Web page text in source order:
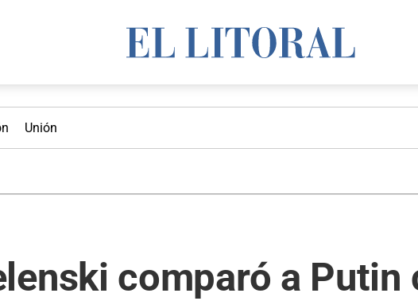
Unión
comparó a Putin